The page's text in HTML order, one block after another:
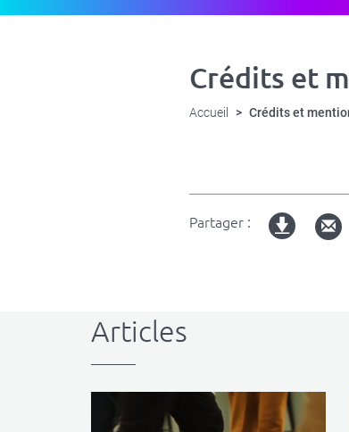
Crédits et
Accueil Crédits et
Partager :
Articles